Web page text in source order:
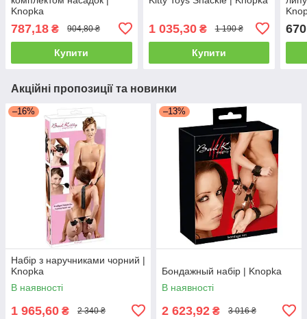
Knopka
787,18 ₴ 904,80 ₴
Купити
1 035,30₴ 1 190 ₴
Купити
670
Акційні пропозиції та новинки
–16%
Набір з наручниками чорний |
Knopka
В наявності
1 965,60 ₴ 2 340 ₴
–13%
Бондажный набір | Knopka
В наявності
2 623,92 ₴ 3 016 ₴